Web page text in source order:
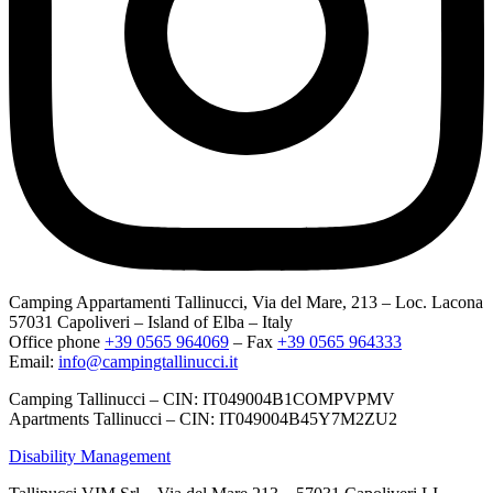
Camping Appartamenti Tallinucci, Via del Mare, 213 – Loc. Lacona
57031 Capoliveri – Island of Elba – Italy
Office phone +39 0565 964069 – Fax +39 0565 964333
Email: info@campingtallinucci.it
Camping Tallinucci – CIN: IT049004B1COMPVPMV
Apartments Tallinucci – CIN: IT049004B45Y7M2ZU2
Disability Management